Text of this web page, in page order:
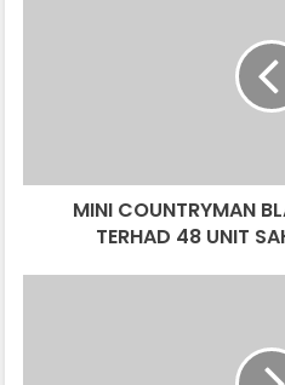
RM253,888
MINI COUNTRYMAN
TERHAD 48 UNIT